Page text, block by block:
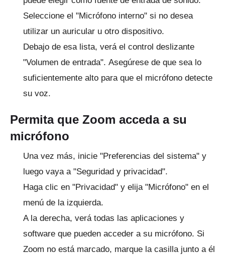
Seleccione el "Micrófono interno" si no desea
utilizar un auricular u otro dispositivo.
Debajo de esa lista, verá el control deslizante
"Volumen de entrada". Asegúrese de que sea lo
suficientemente alto para que el micrófono detecte
su voz.
Permita que Zoom acceda a su
micrófono
Una vez más, inicie "Preferencias del sistema" y
luego vaya a "Seguridad y privacidad".
Haga clic en "Privacidad" y elija "Micrófono" en el
menú de la izquierda.
A la derecha, verá todas las aplicaciones y
software que pueden acceder a su micrófono. Si
Zoom no está marcado, marque la casilla junto a él